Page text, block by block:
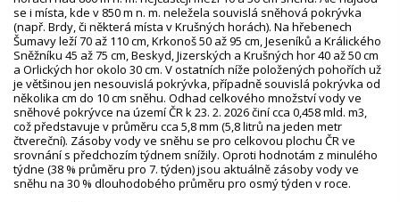
se i místa, kde v 850 m n. m. neležela souvislá sněhová pokrývka
(např. Brdy, či některá místa v Krušných horách). Na hřebenech
Šumavy leží 70 až 110 cm, Krkonoš 50 až 95 cm, Jeseníků a Králického
Sněžníku 45 až 75 cm, Beskyd, Jizerských a Krušných hor 40 až 50 cm
a Orlických hor okolo 30 cm. V ostatních níže položených pohořích už
je většinou jen nesouvislá pokrývka, případně souvislá pokrývka od
několika cm do 10 cm sněhu. Odhad celkového množství vody ve
sněhové pokrývce na území ČR k 23. 2. 2026 činí cca 0,458 mld. m3,
což představuje v průměru cca 5,8 mm (5,8 litrů na jeden metr
čtvereční). Zásoby vody ve sněhu se pro celkovou plochu ČR ve
srovnání s předchozím týdnem snížily. Oproti hodnotám z minulého
týdne (38 % průměru pro 7. týden) jsou aktuálně zásoby vody ve
sněhu na 30 % dlouhodobého průměru pro osmý týden v roce.